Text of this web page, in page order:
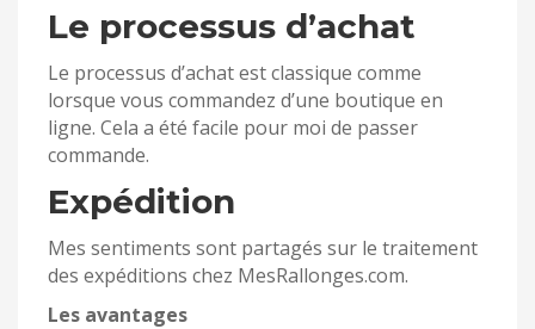
Le processus d’achat
Le processus d’achat est classique comme
lorsque vous commandez d’une boutique en
ligne. Cela a été facile pour moi de passer
commande.
Expédition
Mes sentiments sont partagés sur le traitement
des expéditions chez MesRallonges.com.
Les avantages